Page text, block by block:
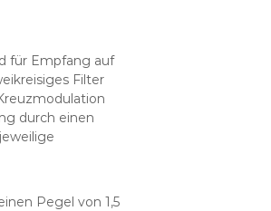
für Empfang auf
Filter
durch einen
Pegel von 1,5